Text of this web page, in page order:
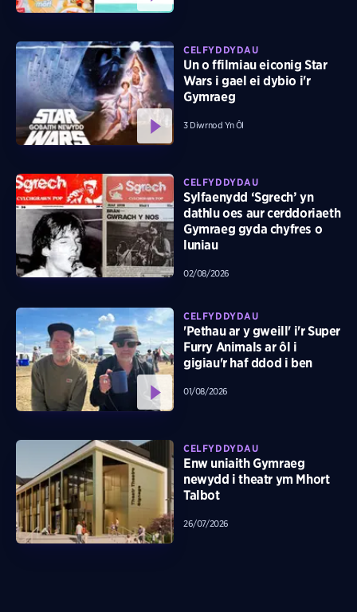
CELFYDDYDAU
Un o ffilmiau eiconig Star
Wars i gael ei dybio i'r
Gymraeg
3 Diwrnod Yn Ôl
CELFYDDYDAU
Sylfaenydd ‘Sgrech’ yn
dathlu oes aur cerddoriaeth
Gymraeg gyda chyfres o
luniau
02/08/2026
CELFYDDYDAU
'Pethau ar y gweill' i'r Super
Furry Animals ar ôl i
gigiau'r haf ddod i ben
01/08/2026
CELFYDDYDAU
Enw uniaith Gymraeg
newydd i theatr ym Mhort
Talbot
26/07/2026